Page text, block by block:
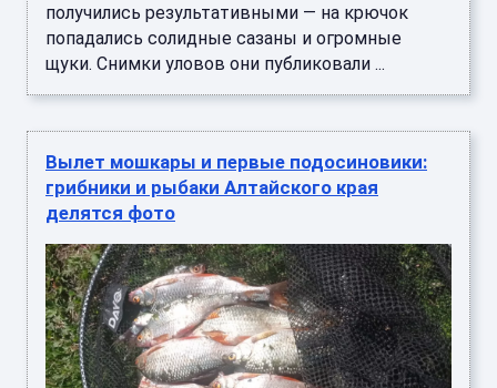
получились результативными — на крючок
попадались солидные сазаны и огромные
щуки. Снимки уловов они публиковали ...
Вылет мошкары и первые подосиновики:
грибники и рыбаки Алтайского края
делятся фото